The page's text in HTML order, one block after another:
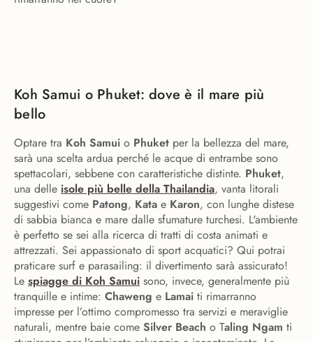
Koh Samui o Phuket: dove è il mare più
bello
Optare tra Koh Samui o Phuket per la bellezza del mare,
sarà una scelta ardua perché le acque di entrambe sono
spettacolari, sebbene con caratteristiche distinte. Phuket,
una delle isole più belle della Thailandia, vanta litorali
suggestivi come Patong, Kata e Karon, con lunghe distese
di sabbia bianca e mare dalle sfumature turchesi. L'ambiente
è perfetto se sei alla ricerca di tratti di costa animati e
attrezzati. Sei appassionato di sport acquatici? Qui potrai
praticare surf e parasailing: il divertimento sarà assicurato!
Le spiagge di Koh Samui sono, invece, generalmente più
tranquille e intime: Chaweng e Lamai ti rimarranno
impresse per l’ottimo compromesso tra servizi e meraviglie
naturali, mentre baie come Silver Beach o Taling Ngam ti